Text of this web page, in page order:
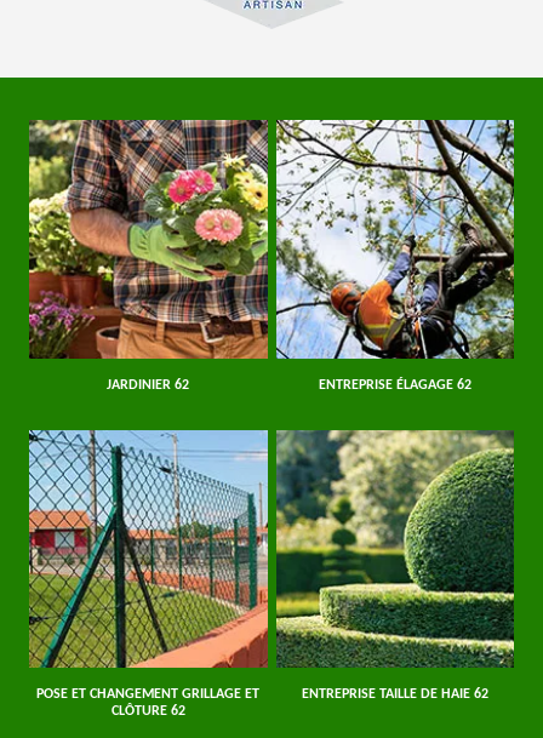
JARDINIER 62 ENTREPRISE ÉLAGAGE 62
POSE ET CHANGEMENT GRILLAGE ET
CLÔTURE 62
ENTREPRISE TAILLE DE HAIE 62